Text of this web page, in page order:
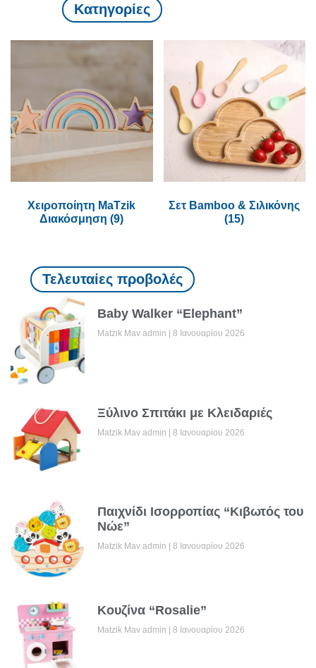
Kατηγορίες
Χειροποίητη MaTzik
Διακόσμηση(9)
Σετ Bamboo & Σιλικόνης
(15)
Τελευταίες προβολές
Baby Walker “Elephant”
Matzik Mav admin 8 Ιανουαρίου 2026
Ξύλινο Σπιτάκι με Κλειδαριές
Matzik Mav admin 8 Ιανουαρίου 2026
Παιχνίδι Ισορροπίας “Κιβωτός του
Νώε”
Matzik Mav admin 8 Ιανουαρίου 2026
Κουζίνα “Rosalie”
Matzik Mav admin 8 Ιανουαρίου 2026